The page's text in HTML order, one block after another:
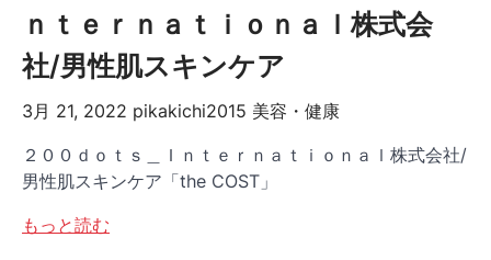
ｎｔｅｒｎａｔｉｏｎａｌ株式会
社/男性肌スキンケア
3月 21, 2022 pikakichi2015 美容・健康
２００ｄｏｔｓ＿Ｉｎｔｅｒｎａｔｉｏｎａｌ株式会社/
男性肌スキンケア「the COST」
もっと読む